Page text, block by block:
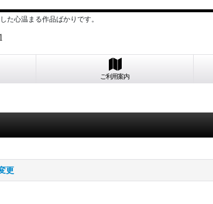
た心温まる作品ばかりです。
ご利用案内
更